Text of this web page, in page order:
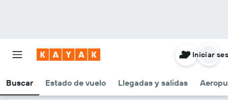
Buscar Estado de vuelo Llegadas y salidas
Iniciar